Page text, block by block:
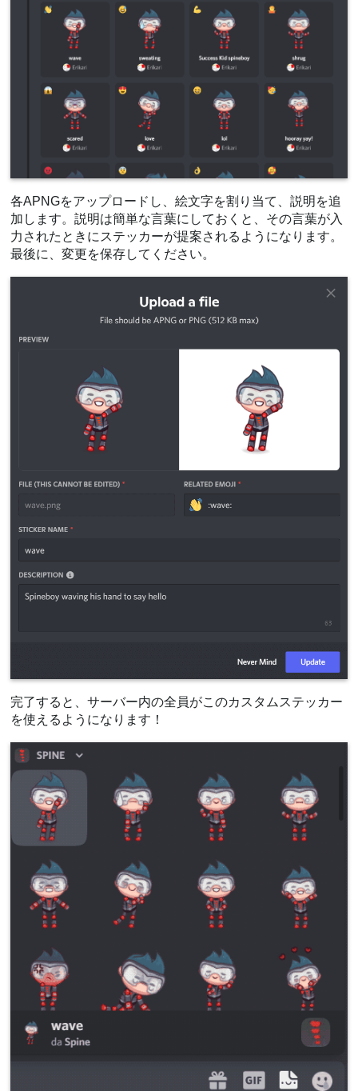
各APNGをアップロードし、絵文字を割り当て、説明を追
加します。説明は簡単な言葉にしておくと、その言葉が入
力されたときにステッカーが提案されるようになります。
最後に、変更を保存してください。
完了すると、サーバー内の全員がこのカスタムステッカー
を使えるようになります！